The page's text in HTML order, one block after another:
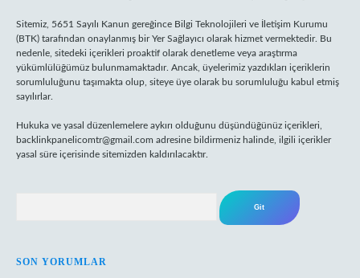
Sitemiz, 5651 Sayılı Kanun gereğince Bilgi Teknolojileri ve İletişim Kurumu
(BTK) tarafından onaylanmış bir Yer Sağlayıcı olarak hizmet vermektedir. Bu
nedenle, sitedeki içerikleri proaktif olarak denetleme veya araştırma
yükümlülüğümüz bulunmamaktadır. Ancak, üyelerimiz yazdıkları içeriklerin
sorumluluğunu taşımakta olup, siteye üye olarak bu sorumluluğu kabul etmiş
sayılırlar.
Hukuka ve yasal düzenlemelere aykırı olduğunu düşündüğünüz içerikleri,
backlinkpanelicomtr@gmail.com adresine bildirmeniz halinde, ilgili içerikler
yasal süre içerisinde sitemizden kaldırılacaktır.
SON YORUMLAR